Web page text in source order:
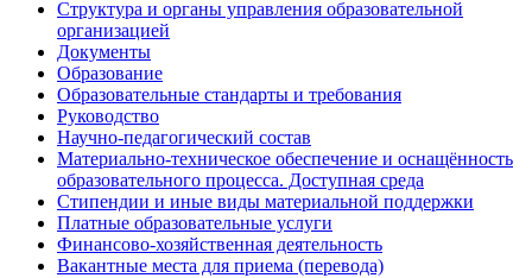
Структура и органы управления образовательной
организацией
Документы
Образование
Образовательные стандарты и требования
Руководство
Научно-педагогический состав
Материально-техническое обеспечение и оснащённость
образовательного процесса. Доступная среда
Стипендии и иные виды материальной поддержки
Платные образовательные услуги
Финансово-хозяйственная деятельность
Вакантные места для приема (перевода)